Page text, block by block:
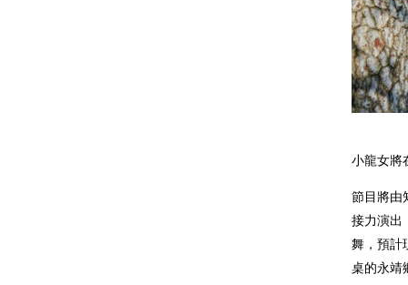
小龍女將
節目將由
接力演出
舞，預計
桌的永靖